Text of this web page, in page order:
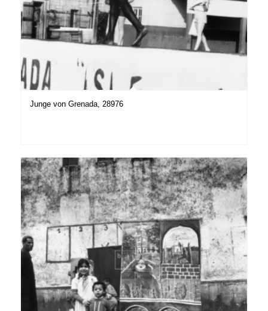
Junge von Grenada, 28976